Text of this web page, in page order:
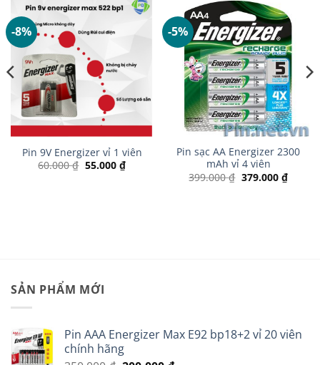
-8%
Pin 9V Energizer vỉ 1 viên
60.000₫ Giá
55.000 ₫Giá
hiện
-5%
Pin sạc AA Energizer 2300
mAh vỉ 4 viên
399.000₫ Giá
gốc
379.000 ₫Giá
hiện
SẢN PHẨM MỚI
Pin AAA Energizer Max E92 bp18+2 vỉ 20 viên
chính hãng